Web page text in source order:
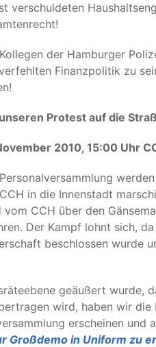
verschuldeten
der Hamburger
Finanzpolitik zu
Protest auf die
2010, 15:00 Uhr
in die Innenstadt
CCH über den
Der Kampf lohnt sich,
beschlossen wurde
geäußert wurde,
wird, haben wir die
erscheinen und
Großdemo in Uniform zu